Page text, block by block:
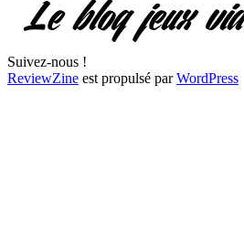
Suivez-nous !
ReviewZine est propulsé parWordPress